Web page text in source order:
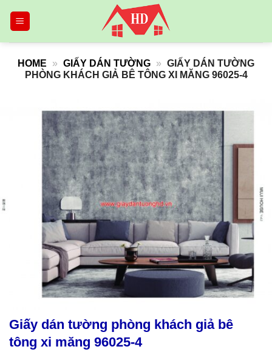
HOME » GIẤY DÁN TƯỜNG » GIẤY DÁN TƯỜNG
PHÒNG KHÁCH GIẢ BÊ TÔNG XI MĂNG 96025-4
Giấy dán tường phòng khách giả bê
tông xi măng 96025-4